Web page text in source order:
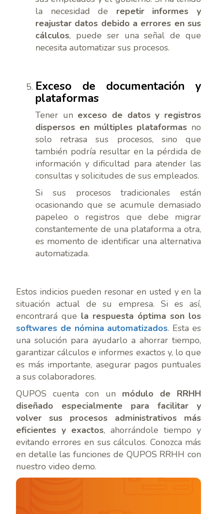
la necesidad de repetir informes y
reajustar datos debido a errores en sus
cálculos, puede ser una señal de que
necesita automatizar sus procesos.
Exceso de documentación y
plataformas
Tener un exceso de datos y registros
dispersos en múltiples plataformas no
solo retrasa sus procesos, sino que
también podría resultar en la pérdida de
información y dificultad para atender las
consultas y solicitudes de sus empleados.
Si sus procesos tradicionales están
ocasionando que se acumule demasiado
papeleo o registros que debe migrar
constantemente de una plataforma a otra,
es momento de identificar una alternativa
automatizada.
Estos indicios pueden resonar en usted y en la
situación actual de su empresa. Si es así,
encontrará que la respuesta óptima son los
softwares de nómina automatizados. Esta es
una solución para ayudarlo a ahorrar tiempo,
garantizar cálculos e informes exactos y, lo que
es más importante, asegurar pagos puntuales
a sus colaboradores.
QUPOS cuenta con un módulo de RRHH
diseñado especialmente para facilitar y
volver sus procesos administrativos más
eficientes y exactos, ahorrándole tiempo y
evitando errores en sus cálculos. Conozca más
en detalle las funciones de QUPOS RRHH con
nuestro video demo.